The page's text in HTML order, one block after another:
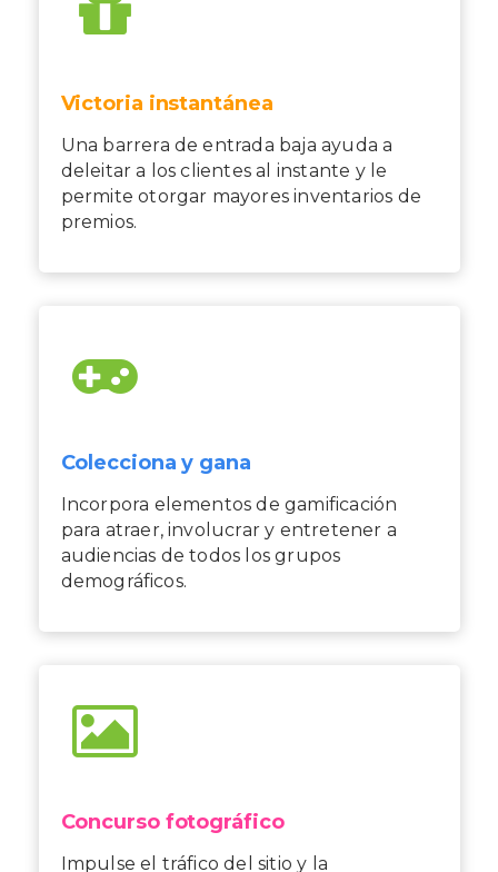
Victoria instantánea
Una barrera de entrada baja ayuda a
deleitar a los clientes al instante y le
permite otorgar mayores inventarios de
premios.
Colecciona y gana
Incorpora elementos de gamificación
para atraer, involucrar y entretener a
audiencias de todos los grupos
demográficos.
Concurso fotográfico
Impulse el tráfico del sitio y la